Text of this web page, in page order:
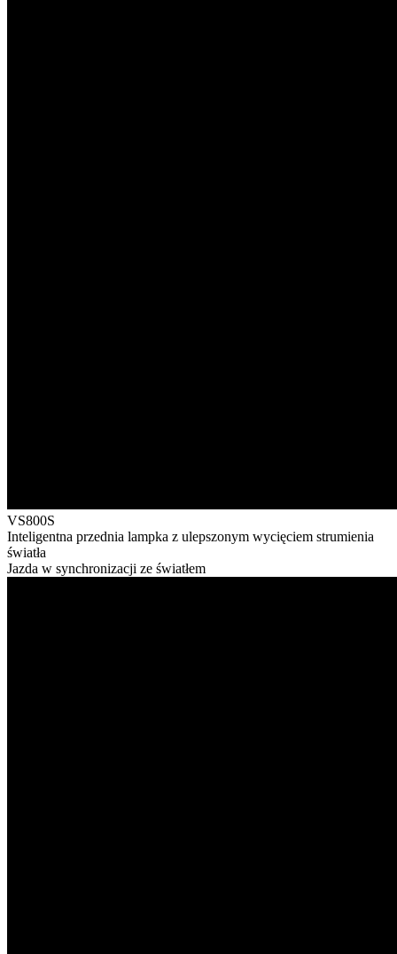
VS800S
Inteligentna przednia lampka z ulepszonym wycięciem strumienia
światła
Jazda w synchronizacji ze światłem